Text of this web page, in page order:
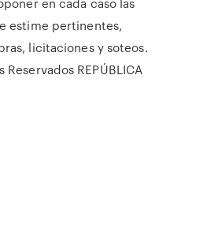
estime pertinentes,
licitaciones y soteos.
REPÚBLICA